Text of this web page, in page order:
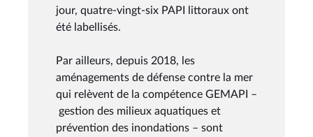
jour, quatre-vingt-six PAPI littoraux ont
été labellisés.
Par ailleurs, depuis 2018, les
aménagements de défense contre la mer
qui relèvent de la compétence GEMAPI –
gestion des milieux aquatiques et
prévention des inondations – sont